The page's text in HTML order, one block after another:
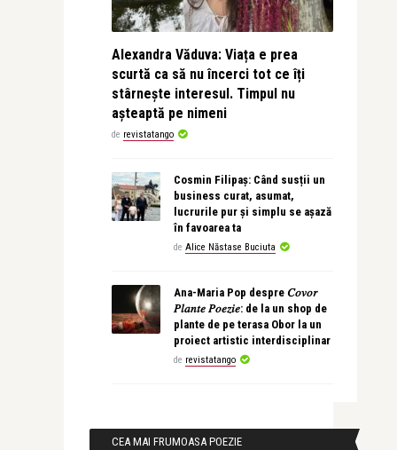
Alexandra Văduva: Viața e prea
scurtă ca să nu încerci tot ce îți
stârnește interesul. Timpul nu
așteaptă pe nimeni
de revistatango
Cosmin Filipaș: Când susții un
business curat, asumat,
lucrurile pur și simplu se așază
în favoarea ta
de Alice Năstase Buciuta
Ana-Maria Pop despre 𝐶𝑜𝑣𝑜𝑟
𝑃𝑙𝑎𝑛𝑡𝑒 𝑃𝑜𝑒𝑧𝑖𝑒: de la un shop de
plante de pe terasa Obor la un
proiect artistic interdisciplinar
de revistatango
CEA MAI FRUMOASA POEZIE